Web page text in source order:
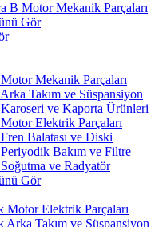
B Motor Mekanik Parçaları
Gör
Mekanik Parçaları
Takım ve Süspansiyon
ve Kaporta Ürünleri
Elektrik Parçaları
Balatası ve Diski
Bakım ve Filtre
ve Radyatör
Gör
Motor Elektrik Parçaları
Arka Takım ve Süspansiyon